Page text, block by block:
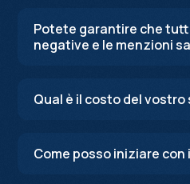
Potete garantire che
negative e le menzioni
Qual è il costo del vostro
Come posso iniziare